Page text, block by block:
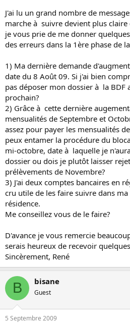
J'ai lu un grand nombre de
marche à suivre devient plus
je vous prie de me donner
des erreurs dans la 1ère phase de
1) Ma dernière demande
date du 8 Août 09. Si j'ai bien
pas déposer mon dossier à la BDF
prochain?
2) Grâce à cette dernière
mensualités de Septembre et
assez pour payer les mensualités
peux entamer la procédure du
mi-octobre, date à laquelle je
dossier ou dois je plutôt laisser
prélèvements de Novembre?
3) J'ai deux comptes bancaires en
cru utile de les faire suivre dans
résidence.
Me conseillez vous de le faire?
D'avance je vous remercie
serais heureux de recevoir
Sincèrement, René
B bisane
Guest
5 Septembre 2009